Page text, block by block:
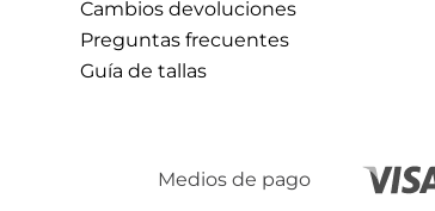
Cambios devoluciones
Preguntas frecuentes
Guía de tallas
Medios de pago